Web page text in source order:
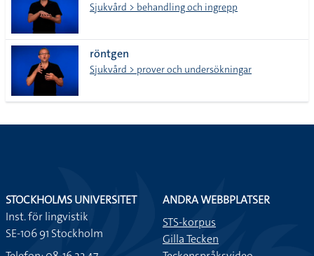
lista
Sjukvård > behandling och ingrepp
röntgen
Sjukvård > prover och undersökningar
STOCKHOLMS UNIVERSITET
Inst. för lingvistik
SE-106 91 Stockholm
ANDRA WEBBPLATSER
STS-korpus
Gilla Tecken